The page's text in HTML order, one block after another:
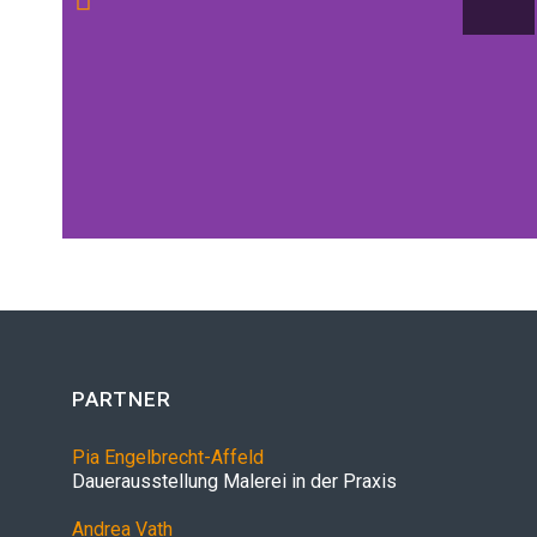
PARTNER
Pia Engelbrecht-Affeld
Dauerausstellung Malerei in der Praxis
Andrea Vath